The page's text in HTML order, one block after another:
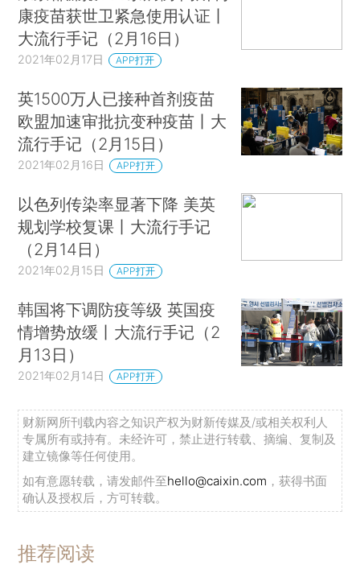
康疫苗获世卫紧急使用认证丨
大流行手记（2月16日）
2021年02月17日 APP打开
英1500万人已接种首剂疫苗
欧盟加速审批抗变种疫苗丨大
流行手记（2月15日）
2021年02月16日 APP打开
以色列传染率显著下降 美英
规划学校复课丨大流行手记
（2月14日）
2021年02月15日 APP打开
韩国将下调防疫等级 英国疫
情增势放缓丨大流行手记（2
月13日）
2021年02月14日 APP打开
财新网所刊载内容之知识产权为财新传媒及/或相关权利人
专属所有或持有。未经许可，禁止进行转载、摘编、复制及
建立镜像等任何使用。
如有意愿转载，请发邮件至hello@caixin.com ，获得书面
确认及授权后，方可转载。
推荐阅读